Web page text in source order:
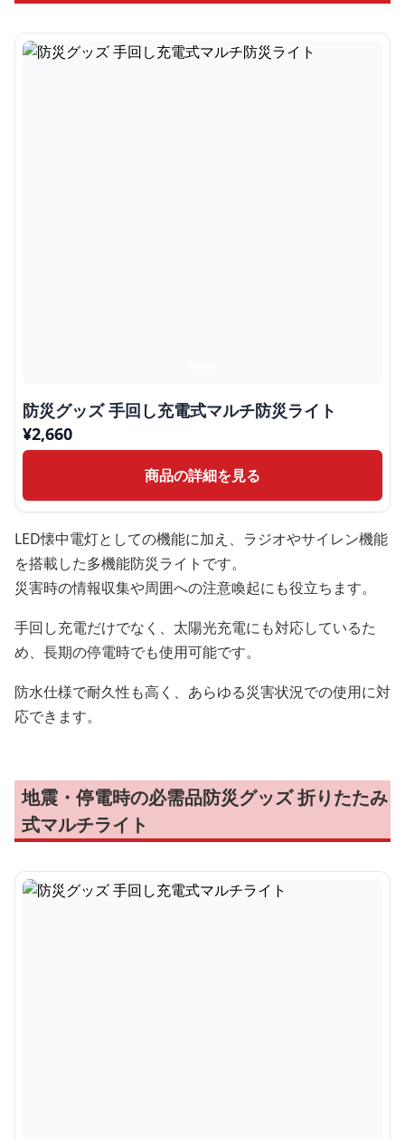
防災グッズ 手回し充電式マルチ防災ライト
¥2,660
商品の詳細を見る
LED懐中電灯としての機能に加え、ラジオやサイレン機能
を搭載した多機能防災ライトです。
災害時の情報収集や周囲への注意喚起にも役立ちます。
手回し充電だけでなく、太陽光充電にも対応しているた
め、長期の停電時でも使用可能です。
防水仕様で耐久性も高く、あらゆる災害状況での使用に対
応できます。
地震・停電時の必需品防災グッズ 折りたたみ
式マルチライト